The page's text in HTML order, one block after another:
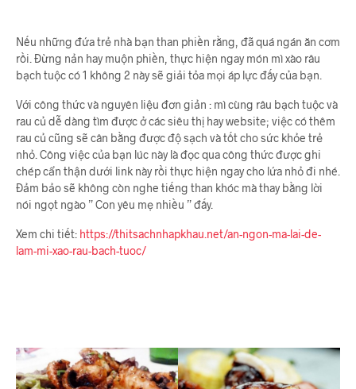
Nếu những đứa trẻ nhà bạn than phiền rằng, đã quá ngán ăn cơm
rồi. Đừng nản hay muộn phiền, thực hiện ngay món mì xào râu
bạch tuộc có 1 không 2 này sẽ giải tỏa mọi áp lực đấy của bạn.
Với công thức và nguyên liệu đơn giản : mì cùng râu bạch tuộc và
rau củ dễ dàng tìm được ở các siêu thị hay website; việc có thêm
rau củ cũng sẽ cân bằng được độ sạch và tốt cho sức khỏe trẻ
nhỏ. Công việc của bạn lúc này là đọc qua công thức được ghi
chép cẩn thận dưới link này rồi thực hiện ngay cho lứa nhỏ đi nhé.
Đảm bảo sẽ không còn nghe tiếng than khóc mà thay bằng lời
nói ngọt ngào ” Con yêu mẹ nhiều ” đấy.
Xem chi tiết: https://thitsachnhapkhau.net/an-ngon-ma-lai-de-
lam-mi-xao-rau-bach-tuoc/